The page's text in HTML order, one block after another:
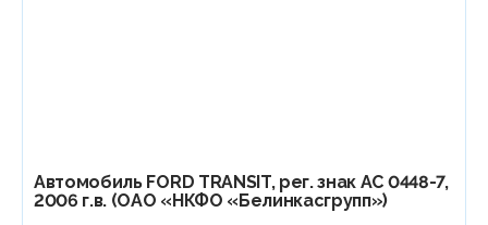
Автомобиль FORD TRANSIT, рег. знак АС 0448-7,
2006 г.в. (ОАО «НКФО «Белинкасгрупп»)